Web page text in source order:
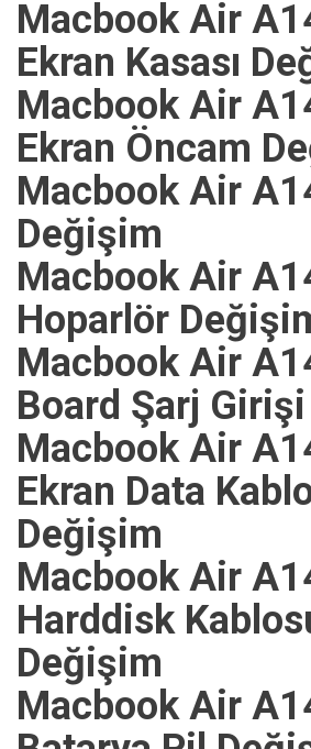
Macbook Air
Ekran Kasası
Macbook Air
Ekran Öncam
Macbook Air
Değişim
Macbook Air
Hoparlör
Macbook Air
Board Şarj
Macbook Air
Ekran Data
Değişim
Macbook Air
Harddisk
Değişim
Macbook Air